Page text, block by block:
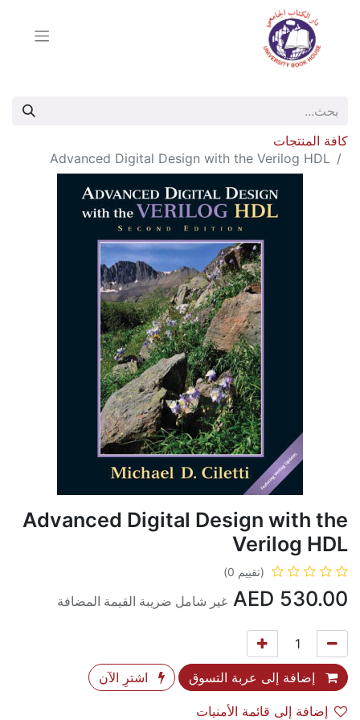
كافة المنتجات
Advanced Digital Design with the Verilog HDL
Advanced Digital Design with the
Verilog HDL
(تقييم 0)
530.00 غير شامل ضريبة القيمة المضافة
إضافة إلى عربة التسوق اشترِ الآن
إضافة إلى قائمة الأمنيات